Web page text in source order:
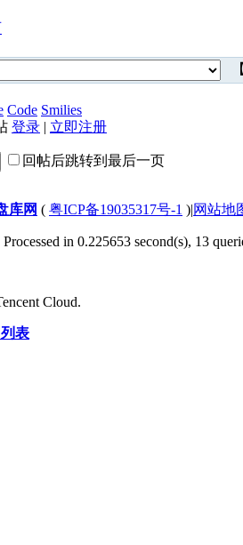
Code Smilies
登录 | 立即注册
回帖后跳转到最后一页
库网 ( 粤ICP备19035317号-1 )|网站地
Processed in 0.225653 second(s), 13
Cloud.
表